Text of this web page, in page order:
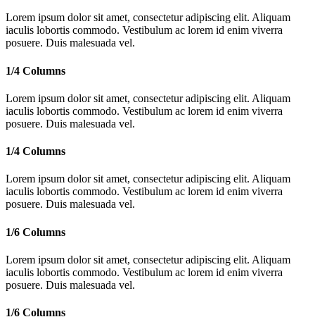
Lorem ipsum dolor sit amet, consectetur adipiscing elit. Aliquam
iaculis lobortis commodo. Vestibulum ac lorem id enim viverra
posuere. Duis malesuada vel.
1/4 Columns
Lorem ipsum dolor sit amet, consectetur adipiscing elit. Aliquam
iaculis lobortis commodo. Vestibulum ac lorem id enim viverra
posuere. Duis malesuada vel.
1/4 Columns
Lorem ipsum dolor sit amet, consectetur adipiscing elit. Aliquam
iaculis lobortis commodo. Vestibulum ac lorem id enim viverra
posuere. Duis malesuada vel.
1/6 Columns
Lorem ipsum dolor sit amet, consectetur adipiscing elit. Aliquam
iaculis lobortis commodo. Vestibulum ac lorem id enim viverra
posuere. Duis malesuada vel.
1/6 Columns